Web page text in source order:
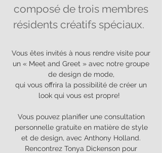
composé de trois membres
résidents créatifs spéciaux.
Vous êtes invités à nous rendre visite pour
un « Meet and Greet » avec notre groupe
de design de mode,
qui vous offrira la possibilité de créer un
look qui vous est propre!
Vous pouvez planifier une consultation
personnelle gratuite en matière de style
et de design, avec Anthony Holland.
Rencontrez Tonya Dickenson pour